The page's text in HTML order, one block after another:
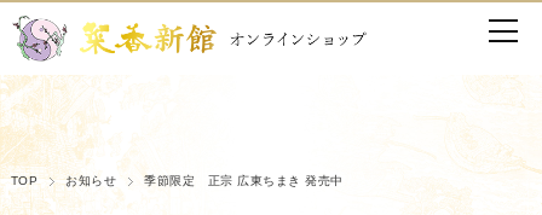
粽 ちまき 端午節
TOP お知らせ 季節限定 正宗 広東ちまき 発売中